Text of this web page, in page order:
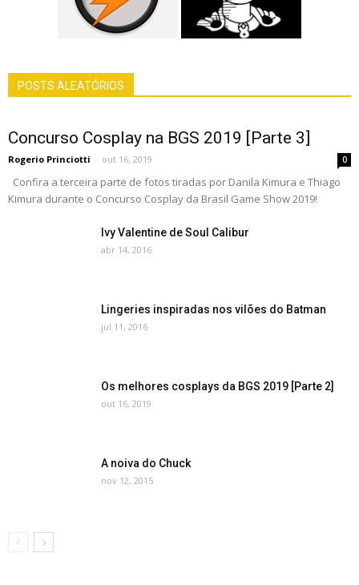
POSTS ALEATÓRIOS
Concurso Cosplay na BGS 2019 [Parte 3]
Rogerio Princiotti - out 16, 2019 0
Confira a terceira parte de fotos tiradas por Danila Kimura e Thiago
Kimura durante o Concurso Cosplay da Brasil Game Show 2019!
Ivy Valentine de Soul Calibur
abr 14, 2016
Lingeries inspiradas nos vilões do Batman
jul 11, 2016
Os melhores cosplays da BGS 2019 [Parte 2]
out 16, 2019
A noiva do Chuck
nov 12, 2015